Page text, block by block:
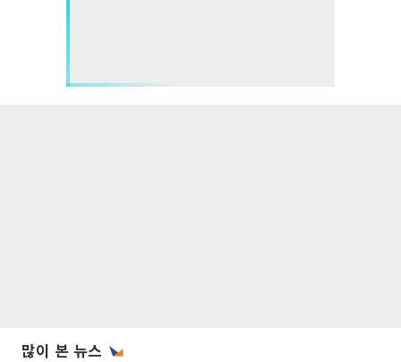
많이 본 뉴스